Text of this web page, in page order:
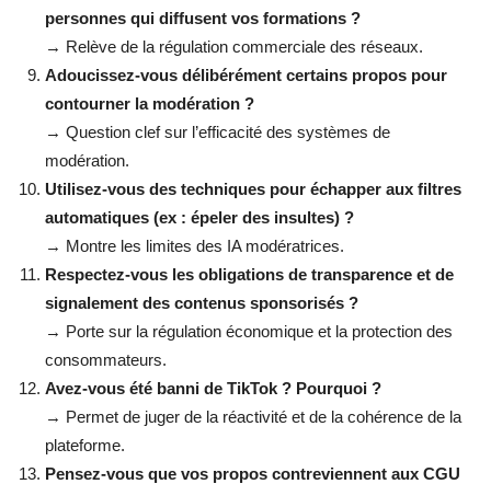
personnes qui diffusent vos formations ?
→ Relève de la régulation commerciale des réseaux.
Adoucissez-vous délibérément certains propos pour
contourner la modération ?
→ Question clef sur l’efficacité des systèmes de
modération.
Utilisez-vous des techniques pour échapper aux filtres
automatiques (ex : épeler des insultes) ?
→ Montre les limites des IA modératrices.
Respectez-vous les obligations de transparence et de
signalement des contenus sponsorisés ?
→ Porte sur la régulation économique et la protection des
consommateurs.
Avez-vous été banni de TikTok ? Pourquoi ?
→ Permet de juger de la réactivité et de la cohérence de la
plateforme.
Pensez-vous que vos propos contreviennent aux CGU